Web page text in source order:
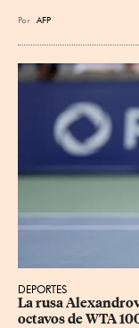
Por AFP
DEPORTES
La rusa
octavos de WTA